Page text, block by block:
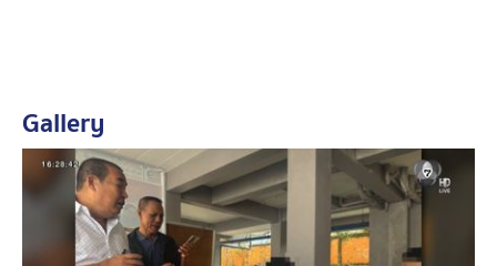
Gallery